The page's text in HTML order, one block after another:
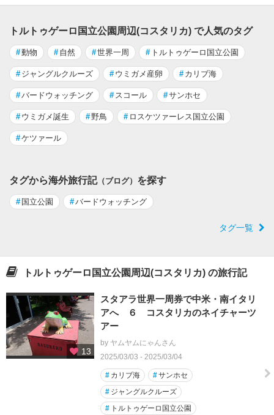
トルトゥゲーロ国立公園周辺(コスタリカ) で人気のタグ
#動物 # 自然 #世界一周 # トルトゥゲーロ国立公園
# ジャングルクルーズ # ウミガメ産卵 # カリブ海
#バードウォッチング # スコール #サンホセ
# ウミガメ誕生 #野鳥 # ロスケツァーレス国立公園
#ケツァール
タグから海外旅行記（ブログ） を探す
# 国立公園 #バードウォッチング
タグ一覧
トルトゥゲーロ国立公園周辺(コスタリカ) の旅行記
13
スタアラ世界一周券で中米・南イタリ
アへ ６ コスタリカのネイチャーツ
アー
by ヤムヤムにゃんさん
2025/03/03 - 2025/03/04
# カリブ海 #サンホセ
# ジャングルクルーズ
# トルトゥゲーロ国立公園